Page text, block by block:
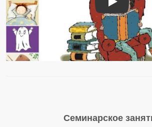
Не только
Семинарское